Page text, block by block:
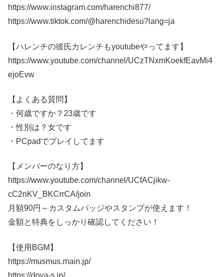
https://www.instagram.com/harenchi877/
https://www.tiktok.com/@harenchidesu?lang=ja
【ハレンチの彼氏カレンチもyoutubeやってます】
https://www.youtube.com/channel/UCzTNxmKoekfEavMi4
ejoEvw
【よくある質問】
・何歳ですか？23歳です
・性別は？女です
・PCpadでプレイしてます
【メンバーのなり方】
https://www.youtube.com/channel/UCfACjikw-
cC2nKV_BKCrrCA/join
月額90円～カスタムバッジやスタンプが使えます！
金額と特典をしっかり確認してください！
【使用BGM】
https://musmus.main.jp/
https://dova-s.jp/